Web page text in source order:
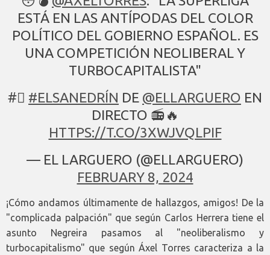
ESTÁ EN LAS ANTÍPODAS DEL COLOR
POLÍTICO DEL GOBIERNO ESPAÑOL. ES
UNA COMPETICIÓN NEOLIBERAL Y
TURBOCAPITALISTA"
#⃣ #ELSANEDRÍN DE @ELLARGUERO EN
DIRECTO 📻🔥
HTTPS://T.CO/3XWJVQLPIF
— EL LARGUERO (@ELLARGUERO)
FEBRUARY 8, 2024
¡Cómo andamos últimamente de hallazgos, amigos! De la
"complicada palpación" que según Carlos Herrera tiene el
asunto Negreira pasamos al "neoliberalismo y
turbocapitalismo" que según Áxel Torres caracteriza a la